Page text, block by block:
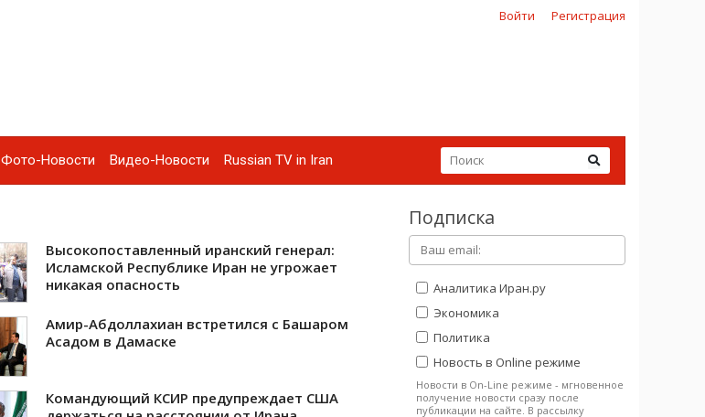
Войти Регистрация
Фото-Новости Видео-Новости Russian TV in Iran
Высокопоставленный иранский генерал:
Исламской Республике Иран не угрожает
никакая опасность
Амир-Абдоллахиан встретился с Башаром
Асадом в Дамаске
Командующий КСИР предупреждает США
Подписка
Аналитика Иран.ру
Экономика
Политика
Новость в Online режиме
Новости в On-Line режиме - мгновенное
получение новости сразу после
публикации на сайте. В рассылку